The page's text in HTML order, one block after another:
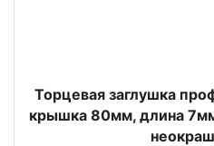
Торцевая заглушка
крышка 80мм, длина